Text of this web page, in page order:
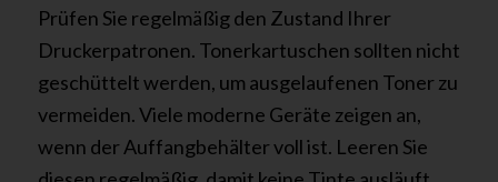
Prüfen Sie regelmäßig den Zustand Ihrer
Druckerpatronen. Tonerkartuschen sollten nicht
geschüttelt werden, um ausgelaufenen Toner zu
vermeiden. Viele moderne Geräte zeigen an,
wenn der Auffangbehälter voll ist. Leeren Sie